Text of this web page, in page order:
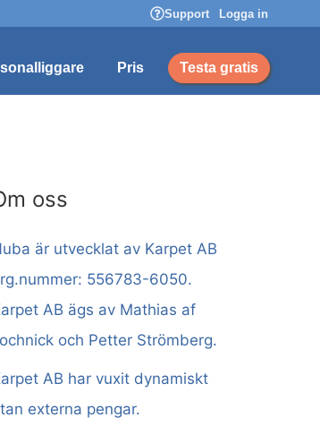
Support Logga in
Pris Testa gratis
oss
är utvecklat av Karpet AB
556783-6050.
AB ägs av Mathias af
och Petter Strömberg.
AB har vuxit dynamiskt
externa pengar.